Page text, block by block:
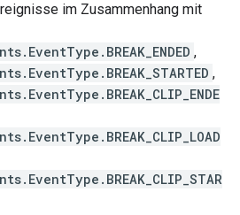
im Zusammenhang mit
,
,